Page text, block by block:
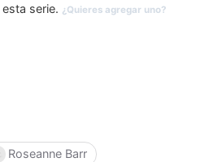
serie. ¿Quieres agregar uno?
Roseanne Barr